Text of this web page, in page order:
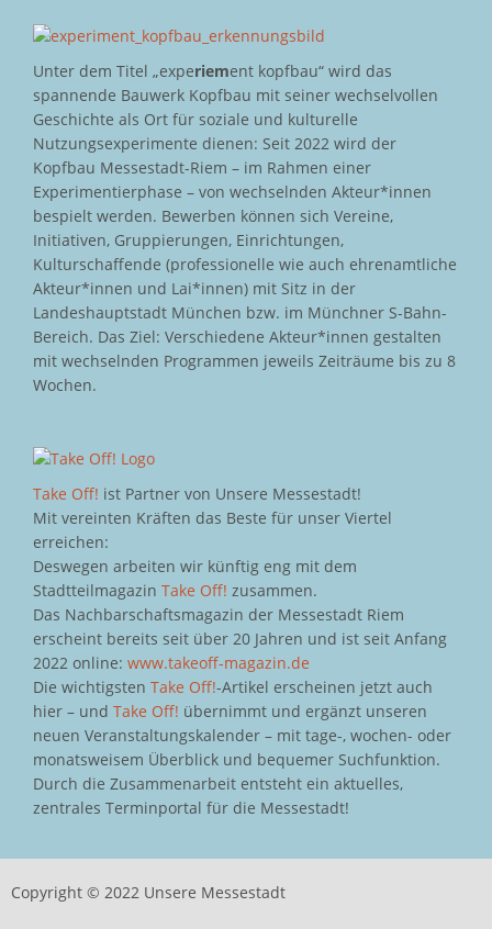
Unter dem Titel „experiement kopfbau“ wird das
spannende Bauwerk Kopfbau mit seiner wechselvollen
Geschichte als Ort für soziale und kulturelle
Nutzungsexperimente dienen: Seit 2022 wird der
Kopfbau Messestadt-Riem – im Rahmen einer
Experimentierphase – von wechselnden Akteur*innen
bespielt werden. Bewerben können sich Vereine,
Initiativen, Gruppierungen, Einrichtungen,
Kulturschaffende (professionelle wie auch ehrenamtliche
Akteur*innen und Lai*innen) mit Sitz in der
Landeshauptstadt München bzw. im Münchner S-Bahn-
Bereich. Das Ziel: Verschiedene Akteur*innen gestalten
mit wechselnden Programmen jeweils Zeiträume bis zu 8
Wochen.
Take Off! ist Partner von Unsere Messestadt!
Mit vereinten Kräften das Beste für unser Viertel
erreichen:
Deswegen arbeiten wir künftig eng mit dem
Stadtteilmagazin Take Off! zusammen.
Das Nachbarschaftsmagazin der Messestadt Riem
erscheint bereits seit über 20 Jahren und ist seit Anfang
2022 online: www.takeoff-magazin.de
Die wichtigsten Take Off!-Artikel erscheinen jetzt auch
hier – und Take Off! übernimmt und ergänzt unseren
neuen Veranstaltungskalender – mit tage-, wochen- oder
monatsweisem Überblick und bequemer Suchfunktion.
Durch die Zusammenarbeit entsteht ein aktuelles,
zentrales Terminportal für die Messestadt!
Copyright © 2022 Unsere Messestadt